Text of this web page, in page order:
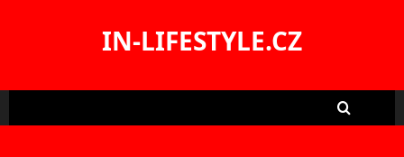
IN-LIFESTYLE.CZ